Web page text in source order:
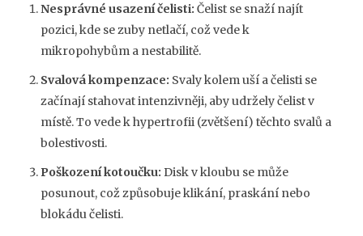
Nesprávné usazení čelisti: Čelist se snaží najít
pozici, kde se zuby netlačí, což vede k
mikropohybům a nestabilitě.
Svalová kompenzace: Svaly kolem uší a čelisti se
začínají stahovat intenzivněji, aby udržely čelist v
místě. To vede k hypertrofii (zvětšení) těchto svalů a
bolestivosti.
Poškození kotoučku: Disk v kloubu se může
posunout, což způsobuje klikání, praskání nebo
blokádu čelisti.